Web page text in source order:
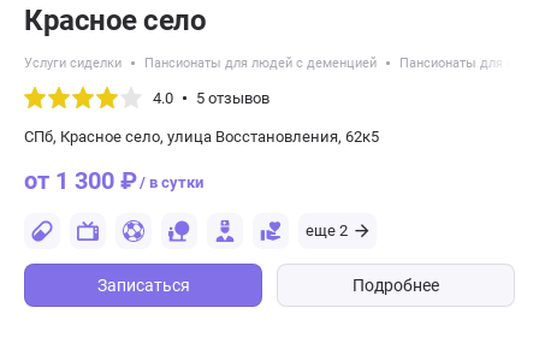
Красное село
Услуги сиделки Пансионаты для людей с деменцией Пансионаты для
4.0 5 отзывов
СПб, Красное село, улица Восстановления, 62к5
от 1 300 ₽/ в сутки
еще 2
Записаться Подробнее